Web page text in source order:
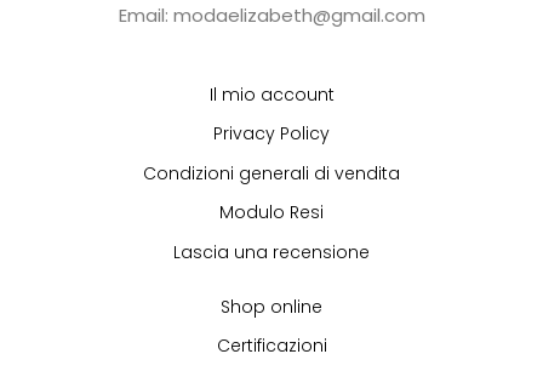
Email: modaelizabeth@gmail.com
Il mio account
Privacy Policy
Condizioni generali di vendita
Modulo Resi
Lascia una recensione
Shop online
Certificazioni